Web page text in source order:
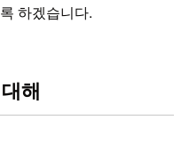
하겠습니다.
해